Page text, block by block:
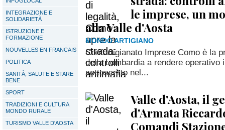
INTEGRAZIONE E
SOLIDARIETÀ
ISTRUZIONE E
FORMAZIONE
NOUVELLES EN FRANCAIS
POLITICA
SANITÀ, SALUTE E STARE
BENE
SPORT
TRADIZIONI E CULTURA
MONDO RURALE
TURISMO VALLE D'AOSTA
le imprese, un
alla Valle d'Aosta
MONDO ARTIGIANO
Confartigianato Imprese Como è la
della Lombardia a rendere operativo
sottoscritto nel...
Valle d'Aosta, il
d'Armata
Comandi